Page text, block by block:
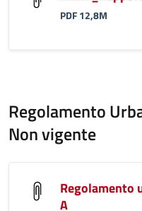
PDF 12,8M
Regolamento
Non vigente
Regolamento
A